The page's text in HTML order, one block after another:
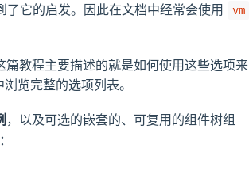
了它的启发。因此在文档中经常会使用 vm
篇教程主要描述的就是如何使用这些选项来
浏览完整的选项列表。
，以及可选的嵌套的、可复用的组件树组